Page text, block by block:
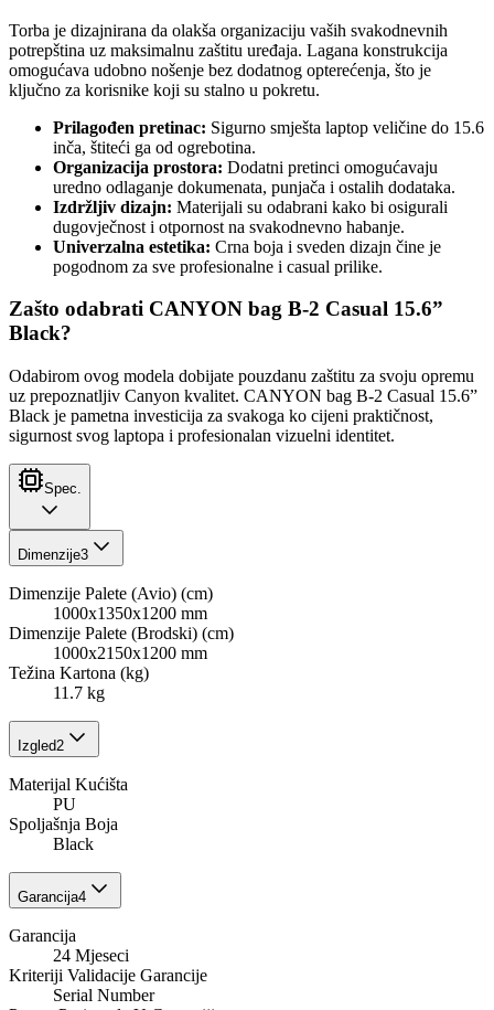
Torba je dizajnirana da olakša organizaciju vaših svakodnevnih
potrepština uz maksimalnu zaštitu uređaja. Lagana konstrukcija
omogućava udobno nošenje bez dodatnog opterećenja, što je
ključno za korisnike koji su stalno u pokretu.
Prilagođen pretinac: Sigurno smješta laptop veličine do 15.6
inča, štiteći ga od ogrebotina.
Organizacija prostora: Dodatni pretinci omogućavaju
uredno odlaganje dokumenata, punjača i ostalih dodataka.
Izdržljiv dizajn: Materijali su odabrani kako bi osigurali
dugovječnost i otpornost na svakodnevno habanje.
Univerzalna estetika: Crna boja i sveden dizajn čine je
pogodnom za sve profesionalne i casual prilike.
Zašto odabrati CANYON bag B-2 Casual 15.6”
Black?
Odabirom ovog modela dobijate pouzdanu zaštitu za svoju opremu
uz prepoznatljiv Canyon kvalitet. CANYON bag B-2 Casual 15.6”
Black je pametna investicija za svakoga ko cijeni praktičnost,
sigurnost svog laptopa i profesionalan vizuelni identitet.
Spec.
Dimenzije3
Dimenzije Palete (Avio) (cm)
1000x1350x1200 mm
Dimenzije Palete (Brodski) (cm)
1000x2150x1200 mm
Težina Kartona (kg)
11.7 kg
Izgled2
Materijal Kućišta
PU
Spoljašnja Boja
Black
Garancija4
Garancija
24 Mjeseci
Kriteriji Validacije Garancije
Serial Number